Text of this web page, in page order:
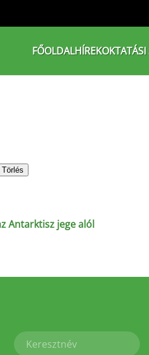
FŐOLDALHÍREKOKTATÁSI
Törlés
Antarktisz jege alól